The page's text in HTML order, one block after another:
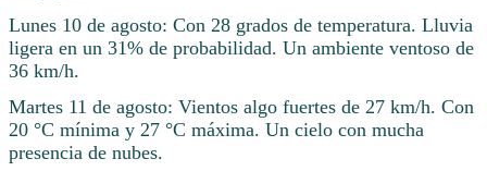
Lunes 10 de agosto: Con 28 grados de temperatura. Lluvia
ligera en un 31% de probabilidad. Un ambiente ventoso de
36 km/h.
Martes 11 de agosto: Vientos algo fuertes de 27 km/h. Con
20 °C mínima y 27 °C máxima. Un cielo con mucha
presencia de nubes.